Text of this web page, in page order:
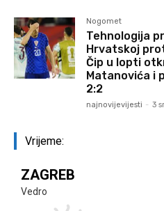
Nogomet
Tehnologija
Hrvatskoj
Čip u lopti
Matanovića i
2:2
najnovijevijesti - 3
Vrijeme:
ZAGREB
Vedro